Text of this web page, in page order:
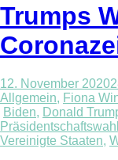
Trumps
12. November 2020
Allgemein, Fiona
Biden, Donald
Präsidentschaftswahl
Vereinigte Staaten,